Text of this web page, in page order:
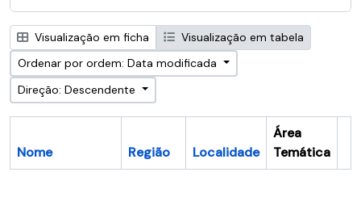
Visualização em ficha
Visualização em tabela
Ordenar por ordem: Data modificada
Direção: Descendente
Nome Região Localidade
Área
Temática